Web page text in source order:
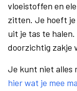
vloeistoffen en
zitten. Je hoeft
uit je tas te
doorzichtig zakje
Je kunt niet alles
hier wat je mee